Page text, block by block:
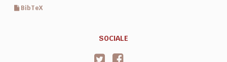
BibTeX
SOCIALE